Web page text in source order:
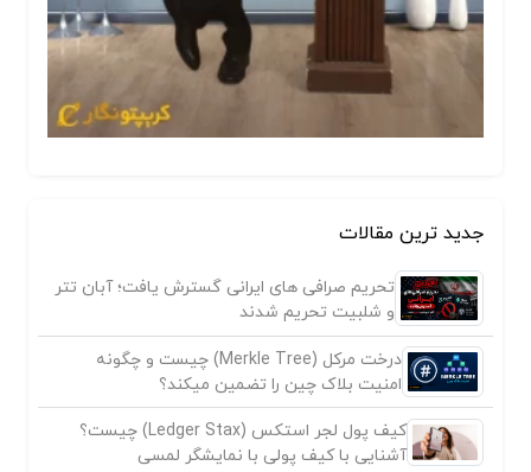
جدید ترین مقالات
تحریم صرافی های ایرانی گسترش یافت؛ آبان تتر
و شلبیت تحریم شدند
درخت مرکل (Merkle Tree) چیست و چگونه
امنیت بلاک چین را تضمین میکند؟
کیف پول لجر استکس (Ledger Stax) چیست؟
آشنایی با کیف پولی با نمایشگر لمسی